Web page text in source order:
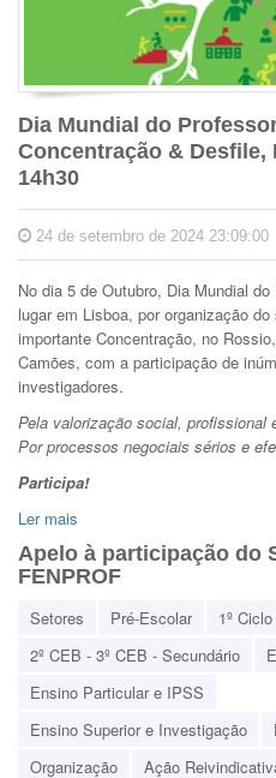
Dia Mundial do
Concentração & Desfile,
14h30
24 de setembro de 2024 23:09:00
No dia 5 de Outubro, Dia Mundial do
lugar em Lisboa, por organização
importante Concentração, no
Camões, com a participação de
investigadores.
Pela valorização social, profissional
Por processos negociais sérios e
Participa!
Ler mais
Apelo à participação do
FENPROF
Setores Pré-Escolar
1º
2º CEB - 3º CEB - Secundário
Ensino Particular e IPSS
Ensino Superior e Investigação
Organização
Ação